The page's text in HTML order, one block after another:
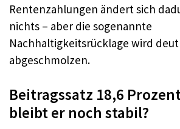
Rentenzahlungen ändert sich
nichts – aber die sogenannte
Nachhaltigkeitsrücklage wird
abgeschmolzen.
Beitragssatz 18,6
bleibt er noch stabil?